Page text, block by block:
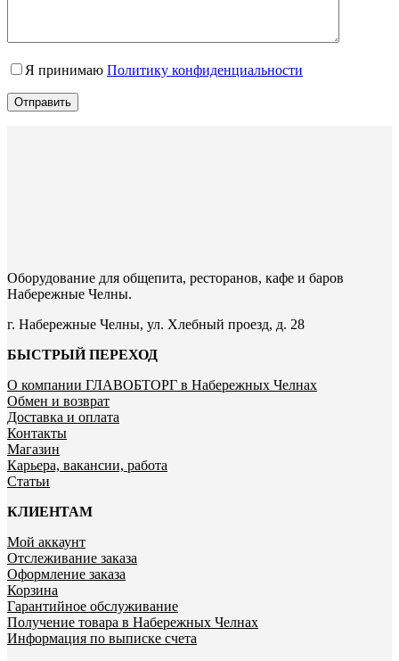
Я принимаю Политику конфиденциальности
Отправить
Оборудование для общепита, ресторанов, кафе и баров
Набережные Челны.
г. Набережные Челны, ул. Хлебный проезд, д. 28
БЫСТРЫЙ ПЕРЕХОД
О компании ГЛАВОБТОРГ в Набережных Челнах
Обмен и возврат
Доставка и оплата
Контакты
Магазин
Карьера, вакансии, работа
Статьи
КЛИЕНТАМ
Мой аккаунт
Отслеживание заказа
Оформление заказа
Корзина
Гарантийное обслуживание
Получение товара в Набережных Челнах
Информация по выписке счета